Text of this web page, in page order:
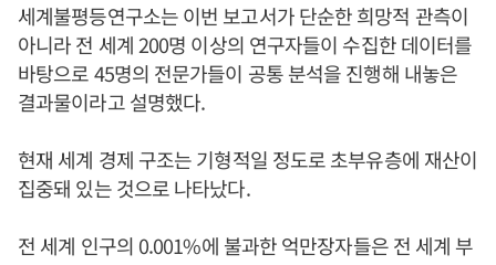
세계불평등연구소는 이번 보고서가 단순한 희망적 관측이
아니라 전 세계 200명 이상의 연구자들이 수집한 데이터를
바탕으로 45명의 전문가들이 공통 분석을 진행해 내놓은
결과물이라고 설명했다.
현재 세계 경제 구조는 기형적일 정도로 초부유층에 재산이
집중돼 있는 것으로 나타났다.
전 세계 인구의 0.001%에 불과한 억만장자들은 전 세계 부